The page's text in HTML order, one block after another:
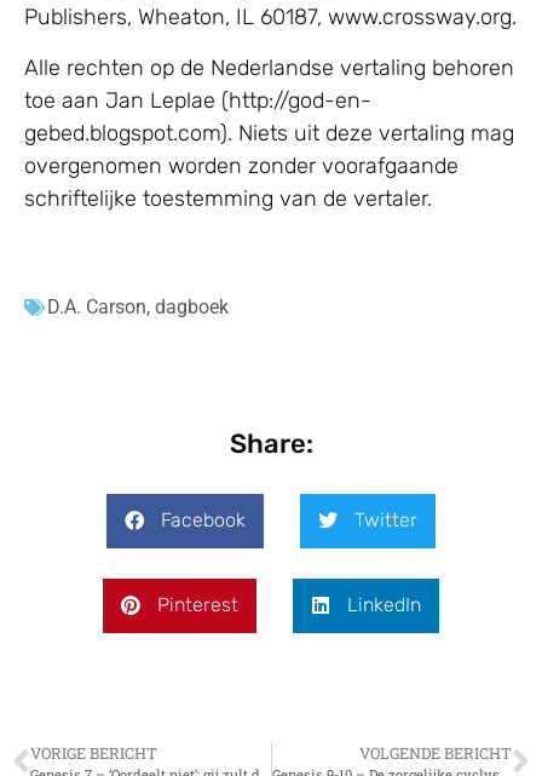
Publishers, Wheaton, IL 60187, www.crossway.org.
Alle rechten op de Nederlandse vertaling behoren
toe aan Jan Leplae (http://god-en-
gebed.blogspot.com). Niets uit deze vertaling mag
overgenomen worden zonder voorafgaande
schriftelijke toestemming van de vertaler.
D.A. Carson, dagboek
Share:
Facebook Twitter
Pinterest LinkedIn
VORIGE BERICHT VOLGENDE BERICHT